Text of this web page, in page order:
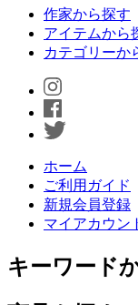
作家から探す
アイテムから
カテゴリーか
ホーム
ご利用ガイド
新規会員登録
マイアカウン
キーワード